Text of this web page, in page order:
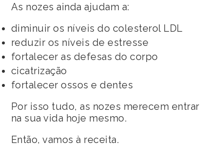
As nozes ainda ajudam a:
diminuir os níveis do colesterol LDL
reduzir os níveis de estresse
fortalecer as defesas do corpo
cicatrização
fortalecer ossos e dentes
Por isso tudo, as nozes merecem entrar
na sua vida hoje mesmo.
Então, vamos à receita.